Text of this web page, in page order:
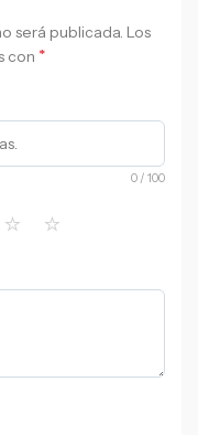
será publicada. Los
con *
0 / 100
⭐ ⭐